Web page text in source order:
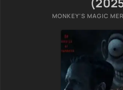
MONKEY'S MAGIC